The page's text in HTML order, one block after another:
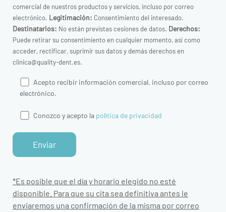
comercial de nuestros productos y servicios, incluso por correo
electrónico. Legitimación: Consentimiento del interesado.
Destinatarios: No están previstas cesiones de datos. Derechos:
Puede retirar su consentimiento en cualquier momento, así como
acceder, rectificar, suprimir sus datos y demás derechos en
clinica@quality-dent.es.
Acepto recibir información comercial, incluso por correo
electrónico.
Conozco y acepto la política de privacidad
*Es posible que el día y horario elegido no esté
disponible. Para que su cita sea definitiva antes le
enviaremos una confirmación de la misma por correo